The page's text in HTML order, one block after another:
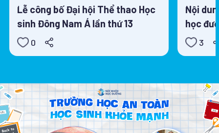
Lễ công bố Đại hội Thể thao Học
sinh Đông Nam Á lần thứ 13
0
Nội
học
3